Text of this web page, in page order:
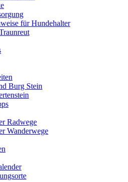
für Hundehalter
Burg Stein
Radwege
Wanderwege